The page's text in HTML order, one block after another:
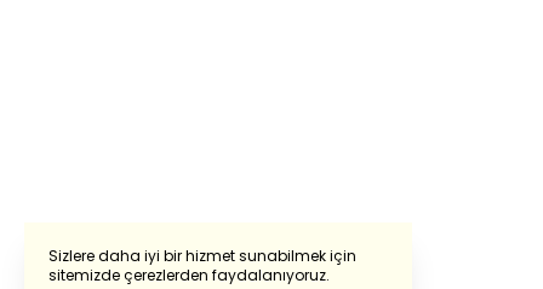
Sizlere daha iyi bir hizmet sunabilmek için
sitemizde çerezlerden faydalanıyoruz.